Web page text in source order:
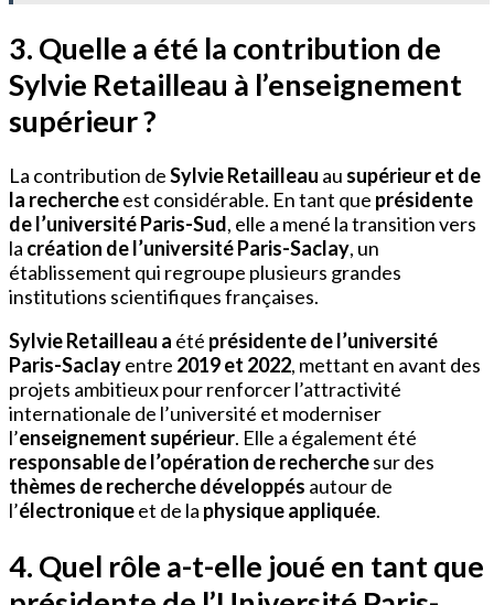
3. Quelle a été la contribution de
Sylvie Retailleau à l’enseignement
supérieur ?
La contribution deSylvie Retailleau au supérieur et de
la rechercheest considérable. En tant que présidente
de l’université Paris-Sud, elle a mené la transition vers
la création de l’université Paris-Saclay, un
établissement qui regroupe plusieurs grandes
institutions scientifiques françaises.
Sylvie Retailleau a été présidente de l’université
Paris-Saclayentre 2019 et 2022, mettant en avant des
projets ambitieux pour renforcer l’attractivité
internationale de l’université et moderniser
l’enseignement supérieur. Elle a également été
responsable de l’opération de recherchesur des
thèmes de recherche développés autour de
l’électroniqueet de la physique appliquée.
4. Quel rôle a-t-elle joué en tant que